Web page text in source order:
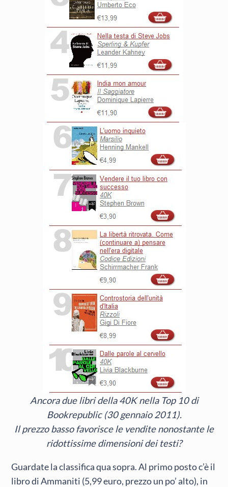
Ancora due libri della 40K nella Top 10 di
Bookrepublic (30 gennaio 2011).
Il prezzo basso favorisce le vendite nonostante le
ridottissime dimensioni dei testi?
Guardate la classifica qua sopra. Al primo posto c’è il
libro di Ammaniti (5,99 euro, prezzo un po’ alto), in